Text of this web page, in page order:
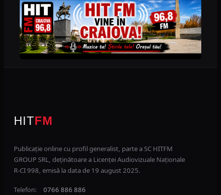
HITFM
Publicație online cu profil generalist, parte a SC HITFM
GROUP SRL, deținătoare a Licenței Audiovizuale Naționale
R-CI 998, emisă la data de 19 august 2025.
Telefon: 0766 886 886